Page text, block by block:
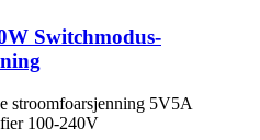
Switchmodus-